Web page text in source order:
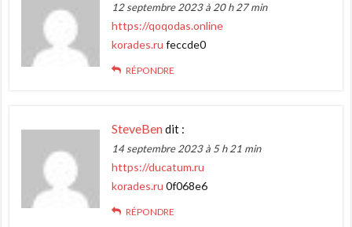
12 septembre 2023 à 20 h 27 min
https://qoqodas.online
korades.ru feccde0
RÉPONDRE
SteveBendit :
14 septembre 2023 à 5 h 21 min
https://ducatum.ru
korades.ru 0f068e6
RÉPONDRE